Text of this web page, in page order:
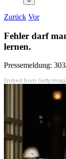
Zurück Vor
Fehler darf
lernen.
Pressemeldung:
Embed from Getty